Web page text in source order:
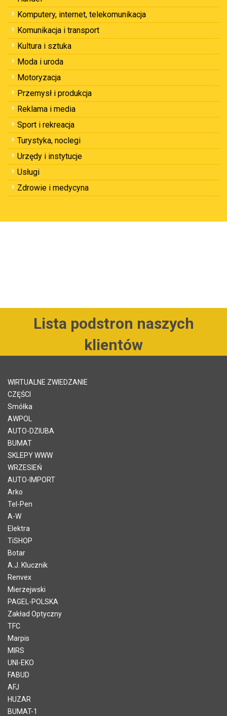
Komputery, internet, telekomunikacja
Komunikacja i transport
Kultura i sztuka
Moda i uroda
Motoryzacja
Przemysł i produkcja
Reklama i media
Sport i rekreacja
Turystyka, noclegi
Urzędy i instytucje
Usługi
Zdrowie i medycyna
Lista podstron naszych
klientów
WIRTUALNE ZWIEDZANIE
CZĘŚCI
Smółka
AWPOL
AUTO-DZIUBA
BUMAT
SKLEPY WWW
WRZESIEŃ
AUTO-IMPORT
Arko
Tel-Pen
A-W
Elektra
TiSHOP
Botar
A.J. Klucznik
Renvex
Mierzejwski
PAGEL-POLSKA
Zakład Optyczny
TFC
Marpis
MIRS
UNI-EKO
FABUD
AFJ
HUZAR
BUMAT-1